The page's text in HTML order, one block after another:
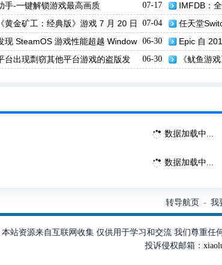
07-17
手-一键解锁游戏最高画质
IMFDB：
火器百科全
07-04
黄金矿工：经典版》游戏 7 月 20 日
任天堂
也频繁出现
06-30
现 SteamOS 游戏性能超越 Window
Epic 自
款，账号
06-30
台出现剽窃其他平台游戏的盗版发
《鱿鱼游
数据加载中...
数据加载中...
转导航页 - 我
本站资源来自互联网收集 仅供用于学习和交流 我们尊重
投诉侵权邮箱：